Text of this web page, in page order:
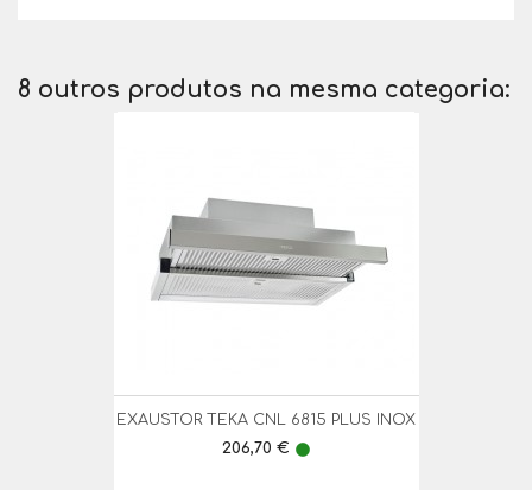
8 outros produtos na mesma categoria:
EXAUSTOR TEKA CNL 6815 PLUS INOX
Preço
206,70 € lens